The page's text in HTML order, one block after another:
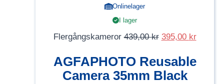
Onlinelager
I lager
Flergångskameror439,00kr Det
priset
var:
395,00 krDet
priset
AGFAPHOTO Reusable
Camera 35mm Black